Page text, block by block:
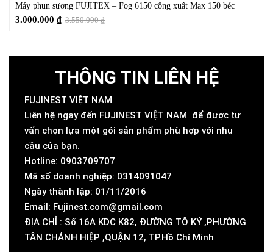
Máy phun sương FUJITEX – Fog 6150 công xuất Max 150 béc
3.550.000₫
3.000.000 ₫
THÔNG TIN LIÊN HỆ
FUJINEST VIỆT NAM
Liên hệ ngay đến FUJINEST VIỆT NAM để được tư
vấn chọn lựa một gói sản phẩm phù hợp với nhu
cầu của bạn.
Hotline: 0903709707
Mã số doanh nghiệp: 0314091047
Ngày thành lập: 01/11/2016
Email: Fujinest.com@gmail.com
ĐỊA CHỈ : Số 16A KDC K82, ĐƯỜNG TÔ KÝ ,PHƯỜNG
TÂN CHÁNH HIỆP ,QUẬN 12, TP.Hồ Chí Minh